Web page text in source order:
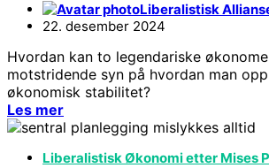
Liberalistisk
22. desember 2024
Hvordan kan to legendariske
motstridende syn på hvordan man
økonomisk stabilitet?
Les mer
Liberalistisk Økonomi etter Mises